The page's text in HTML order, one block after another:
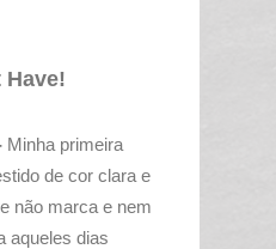
Have!
Minha primeira
de cor clara e
não marca e nem
aqueles dias